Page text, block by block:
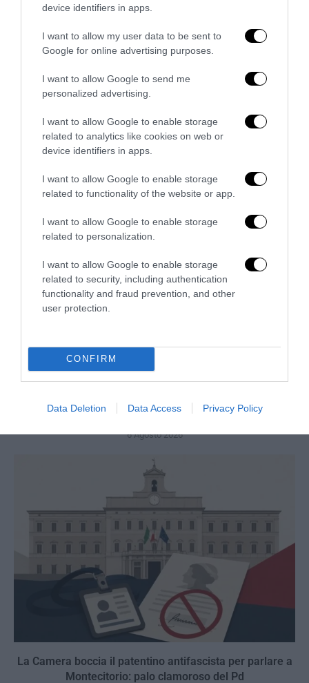
device identifiers in apps.
I want to allow my user data to be sent to
Google for online advertising purposes.
I want to allow Google to send me
personalized advertising.
I want to allow Google to enable storage
related to analytics like cookies on web or
device identifiers in apps.
I want to allow Google to enable storage
related to functionality of the website or app.
I want to allow Google to enable storage
related to personalization.
I want to allow Google to enable storage
related to security, including authentication
functionality and fraud prevention, and other
user protection.
CONFIRM
Data Deletion Data Access Privacy Policy
Bonaccini e il mito delle barricate di Parma: quando
l’antifascismo copia il fascismo
6 Agosto 2026
Remigrazione, il Copasir riconosce all’antifascismo il
veto del disordine
6 Agosto 2026
La Camera boccia il patentino antifascista per parlare a
Montecitorio: palo clamoroso del Pd